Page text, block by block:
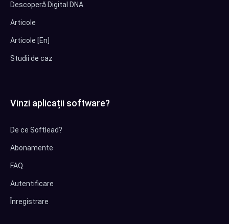
Descoperă Digital DNA
Articole
Articole [En]
Studii de caz
Vinzi aplicații software?
De ce Softlead?
Abonamente
FAQ
Autentificare
Înregistrare